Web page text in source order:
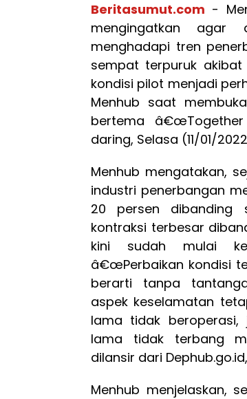
Beritasumut.com -
mengingatkan agar
menghadapi tren
sempat terpuruk akibat
kondisi pilot menjadi
Menhub saat
bertema â€œTogether
daring, Selasa (11/01/
Menhub mengatakan,
industri penerbangan
20 persen dibanding
kontraksi terbesar
kini sudah mulai
â€œPerbaikan kondisi
berarti tanpa
aspek keselamatan
lama tidak
lama tidak terbang
dilansir dari
Menhub menjelaskan,